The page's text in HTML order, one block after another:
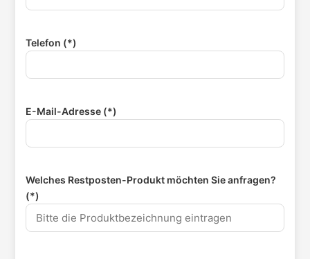
Telefon (*)
E-Mail-Adresse (*)
Welches Restposten-Produkt möchten Sie anfragen?
(*)